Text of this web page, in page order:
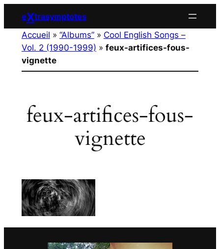
contenu
eXtrasymptotes
Accueil » “Albums”» Cool English Songs –
Vol. 2 (1990-1999) » feux-artifices-fous-
vignette
feux-artifices-fous-
vignette